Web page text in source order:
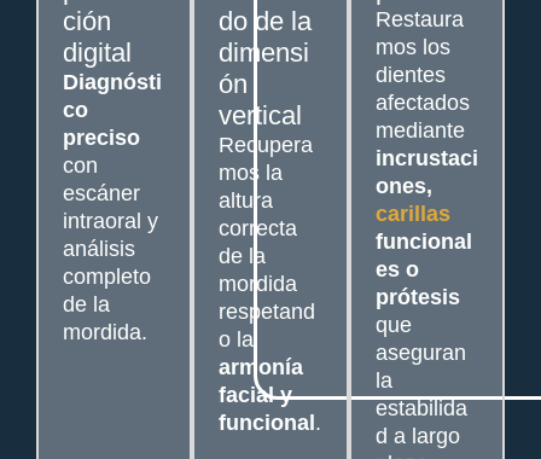
ción
digital
Diagnósti
co
preciso
con
escáner
intraoral y
análisis
completo
de la
mordida.
do de la
dimensi
ón
vertical
Recupera
mos la
altura
correcta
de la
mordida
respetand
o la
armonía
facial y
funcional .
Restaura
mos los
dientes
afectados
mediante
incrustaci
ones,
carillas
funcional
es o
prótesis
que
aseguran
la
estabilida
d a largo